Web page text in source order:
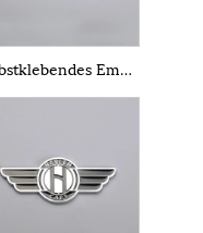
Selbstklebendes Emblem